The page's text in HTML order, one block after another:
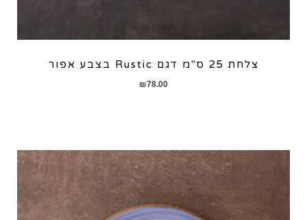
צלחת 25 ס"מ דגם Rustic בצבע אפור
₪78.00